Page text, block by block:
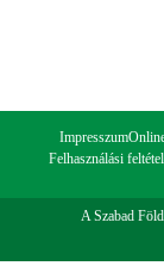
Impresszum
Felhasználási
A Szabad